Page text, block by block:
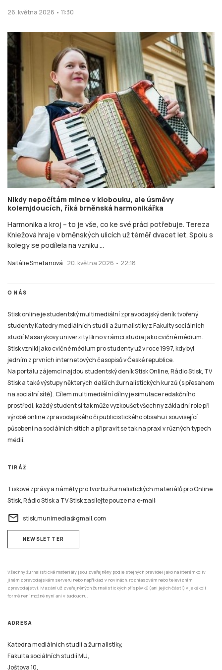
26. května 2026 • 11:30
Nikdy nepočítám mince v klobouku, ale úsměvy
kolemjdoucích, říká brněnská harmonikářka
Harmonika a kroj – to je vše, co ke své práci potřebuje. Tereza
Kniežová hraje v brněnských ulicích už téměř dvacet let. Spolu s
kolegy se podílela na vzniku ...
Natálie Smetanová 20. května 2026 • 22:18
O NÁS
Stisk online je studentský multimediální zpravodajský deník tvořený
studenty Katedry mediálních studií a žurnalistiky z Fakulty sociálních
studií Masarykovy univerzity Brno v rámci studia jako cvičné médium.
Stisk vznikl jako cvičné médium pro studenty už v roce 1997, kdy byl
jedním z prvních internetových časopisů v České republice.
Na portálu zájemci najdou studentský deník Stisk Online, Rádio Stisk, TV
Stisk a také výstupy některých dalších žurnalistických kurzů (s přesahem
na sociální sítě). Cílem multimediální dílny je simulace redakčního
prostředí, každý student si tak může vyzkoušet všechny základní role při
výrobě online zpravodajského či publicistického obsahu i související
působení na sociálních sítích a připravit se tak na praxi v různých typech
médií.
TIRÁŽ
Tiskové zprávy a náměty pro tvorbu žurnalistických materiálů pro Online
Stisk, Rádio Stisk a TV Stisk zasílejte pouze na e-mail:
email stisk.munimedia@gmail.com
NEWSLETTER
Všechny žurnalistické materiály jsou zveřejněny podle stejných pravidel jako na kterémkoliv
jiném zpravodajském serveru nebo například v novinách, rozhlasovém nebo televizním
zpravodajství. Mazání už zveřejněných žurnalistických příspěvků (ani jejich částí) v jakékoli
formě není možné nyní ani v budoucnu.
ADRESA
Katedra mediálních studií a žurnalistiky,
Fakulta sociálních studií MU,
Joštova 10,